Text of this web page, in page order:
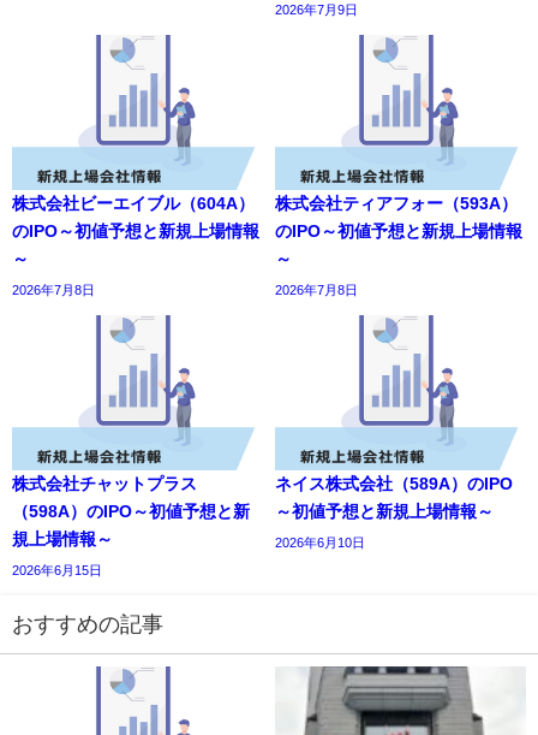
2026年7月9日
株式会社ビーエイブル（604A）
のIPO～初値予想と新規上場情報
～
2026年7月8日
株式会社ティアフォー（593A）
のIPO～初値予想と新規上場情報
～
2026年7月8日
株式会社チャットプラス
（598A）のIPO～初値予想と新
規上場情報～
2026年6月15日
ネイス株式会社（589A）のIPO
～初値予想と新規上場情報～
2026年6月10日
おすすめの記事